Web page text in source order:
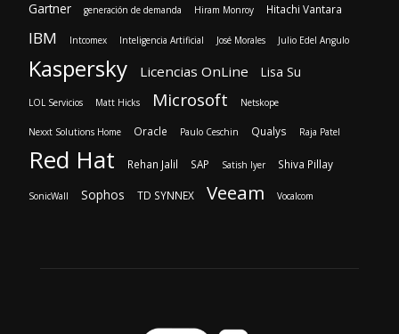
Gartner generación de demanda Hiram Monroy Hitachi Vantara
IBM Intcomex Inteligencia Artificial José Morales Julio Edel Angulo
Kaspersky Licencias OnLine Lisa Su
LOL Servicios Matt Hicks Microsoft Netskope
Nexxt Solutions Home Oracle Paulo Ceschin Qualys Raja Patel
Red Hat Rehan Jalil SAP Satish Iyer Shiva Pillay
SonicWall Sophos TD SYNNEX Veeam Vocalcom